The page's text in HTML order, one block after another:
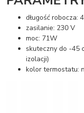
długość robocza:
zasilanie: 230 V
moc: 71W
skuteczny do -45
izolacji)
kolor termostatu: